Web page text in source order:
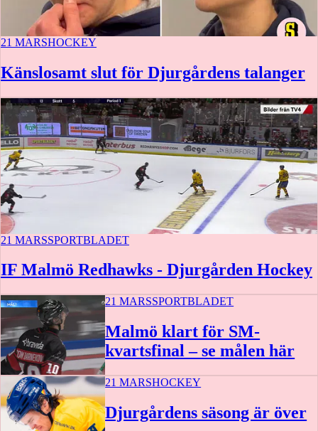
21 MARSHOCKEY
Känslosamt slut för Djurgårdens talanger
21 MARSSPORTBLADET
IF Malmö Redhawks - Djurgården Hockey
1:27
21 MARSSPORTBLADET
Malmö klart för SM-
kvartsfinal – se målen här
21 MARSHOCKEY
Djurgårdens säsong är över